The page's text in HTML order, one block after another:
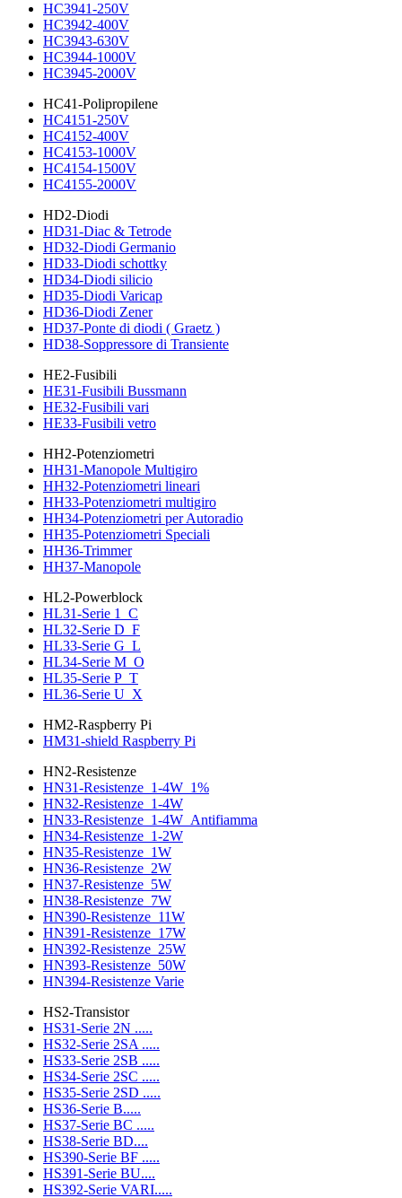
HC3941-250V
HC3942-400V
HC3943-630V
HC3944-1000V
HC3945-2000V
HC41-Polipropilene
HC4151-250V
HC4152-400V
HC4153-1000V
HC4154-1500V
HC4155-2000V
HD2-Diodi
HD31-Diac & Tetrode
HD32-Diodi Germanio
HD33-Diodi schottky
HD34-Diodi silicio
HD35-Diodi Varicap
HD36-Diodi Zener
HD37-Ponte di diodi ( Graetz )
HD38-Soppressore di Transiente
HE2-Fusibili
HE31-Fusibili Bussmann
HE32-Fusibili vari
HE33-Fusibili vetro
HH2-Potenziometri
HH31-Manopole Multigiro
HH32-Potenziometri lineari
HH33-Potenziometri multigiro
HH34-Potenziometri per Autoradio
HH35-Potenziometri Speciali
HH36-Trimmer
HH37-Manopole
HL2-Powerblock
HL31-Serie 1_C
HL32-Serie D_F
HL33-Serie G_L
HL34-Serie M_O
HL35-Serie P_T
HL36-Serie U_X
HM2-Raspberry Pi
HM31-shield Raspberry Pi
HN2-Resistenze
HN31-Resistenze_1-4W_1%
HN32-Resistenze_1-4W
HN33-Resistenze_1-4W_Antifiamma
HN34-Resistenze_1-2W
HN35-Resistenze_1W
HN36-Resistenze_2W
HN37-Resistenze_5W
HN38-Resistenze_7W
HN390-Resistenze_11W
HN391-Resistenze_17W
HN392-Resistenze_25W
HN393-Resistenze_50W
HN394-Resistenze Varie
HS2-Transistor
HS31-Serie 2N .....
HS32-Serie 2SA .....
HS33-Serie 2SB .....
HS34-Serie 2SC .....
HS35-Serie 2SD .....
HS36-Serie B.....
HS37-Serie BC .....
HS38-Serie BD....
HS390-Serie BF .....
HS391-Serie BU....
HS392-Serie VARI.....